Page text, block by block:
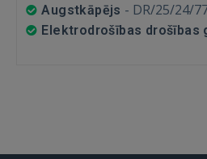
 Sign in
Augstkāpējs - DR/25/24/
Elektrodrošības drošības